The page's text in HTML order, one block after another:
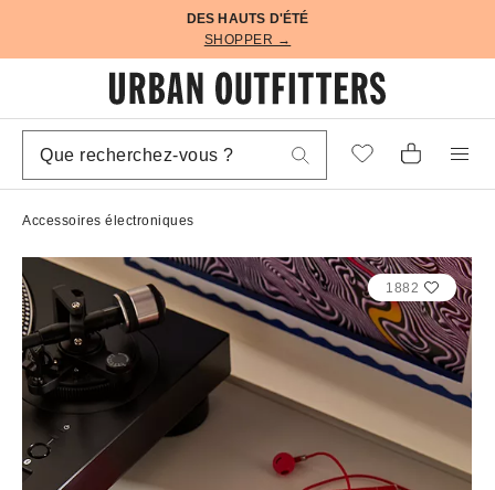
DES HAUTS D'ÉTÉ
SHOPPER →
Accessoires électroniques
1882